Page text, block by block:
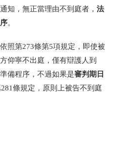
知，無正當理由不到庭者， 法
。
照第273條第5項規定，即使被
仰寧不出庭，僅有辯護人到
備程序，不過如果是審判期日
條規定，原則上被告不到庭